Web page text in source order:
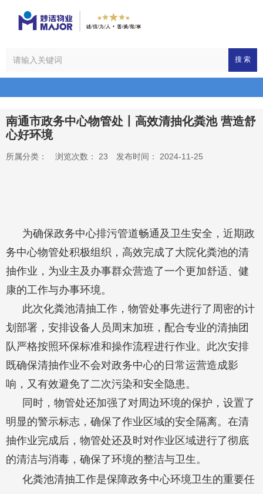
搜 索
南通市政务中心物管处丨高效清抽化粪池 营造舒
心好环境
所属分类： 浏览次数： 23 发布时间： 2024-11-25
为确保政务中心排污管道畅通及卫生安全，近期政
务中心物管处积极组织，高效完成了大院化粪池的清
抽作业，为业主及办事群众营造了一个更加舒适、健
康的工作与办事环境。
此次化粪池清抽工作，物管处事先进行了周密的计
划部署，安排设备人员周末加班，配合专业的清抽团
队严格按照环保标准和操作流程进行作业。此次安排
既确保清抽作业不会对政务中心的日常运营造成影
响，又有效避免了二次污染和安全隐患。
同时，物管处还加强了对周边环境的保护，设置了
明显的警示标志，确保了作业区域的安全隔离。在清
抽作业完成后，物管处还及时对作业区域进行了彻底
的清洁与消毒，确保了环境的整洁与卫生。
化粪池清抽工作是保障政务中心环境卫生的重要任